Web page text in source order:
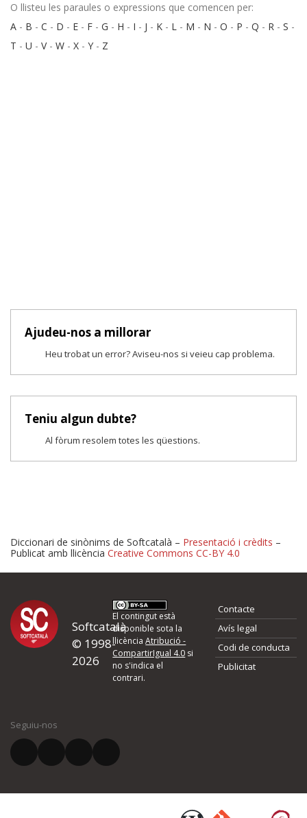
O llisteu les paraules o expressions que comencen per:
A - B - C - D - E - F - G - H - I - J - K - L - M - N - O - P - Q - R - S -
T - U - V- W - X - Y - Z
Ajudeu-nos a millorar
Heu trobat un error? Aviseu-nos si veieu cap problema.
Teniu algun dubte?
Al fòrum resolem totes les qüestions.
Proposeu-nos millores o
d'errors
Si heu trobat un error o voleu proposar alguna millora, ompliu els
quina és la millora que proposeu o l'error del qual voleu informar-
El vostre correu electrònic *
Diccionari de sinònims de Softcatalà – Presentació i crèdits –
Publicat amb llicència Creative Commons CC-BY 4.0
Softcatalà
© 1998-
2026
El contingut està
disponible sota la
llicènciaAtribució -
CompartirIgual 4.0 si
no s'indica el
contrari.
Contacte
Avís legal
Codi de conducta
Publicitat
Seguiu-nos